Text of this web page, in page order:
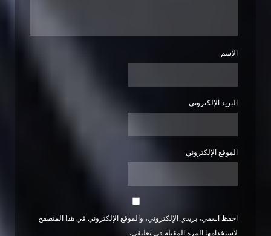
الاسم
البريد الإلكتروني
الموقع الإلكتروني
احفظ اسمي، بريدي الإلكتروني، والموقع الإلكتروني في هذا المتصفح
لاستخدامها المرة المقبلة في تعليقي.